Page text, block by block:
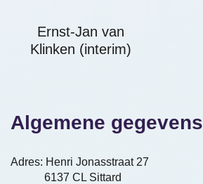
Ernst-Jan van
Klinken (interim)
Algemene gegevens
Adres: Henri Jonasstraat 27
6137 CL Sittard